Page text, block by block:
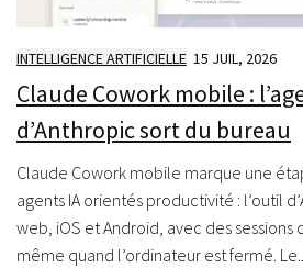
INTELLIGENCE ARTIFICIELLE 15 JUIL, 2026
Claude Cowork mobile :
d’Anthropic sort du bureau
Claude Cowork mobile marque une
agents IA orientés productivité : l’outil
web, iOS et Android, avec des
même quand l’ordinateur est fermé.